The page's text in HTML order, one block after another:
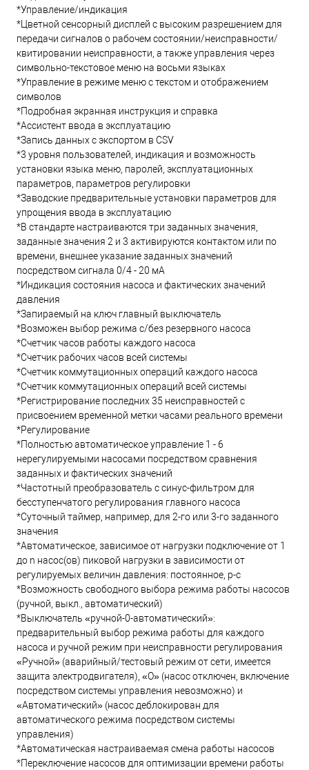
*Управление/индикация
*Цветной сенсорный дисплей с высоким разрешением для
передачи сигналов о рабочем состоянии/неисправности/
квитировании неисправности, а также управления через
символьно-текстовое меню на восьми языках
*Управление в режиме меню с текстом и отображением
символов
*Подробная экранная инструкция и справка
*Ассистент ввода в эксплуатацию
*Запись данных с экспортом в CSV
*3 уровня пользователей, индикация и возможность
установки языка меню, паролей, эксплуатационных
параметров, параметров регулировки
*Заводские предварительные установки параметров для
упрощения ввода в эксплуатацию
*В стандарте настраиваются три заданных значения,
заданные значения 2 и 3 активируются контактом или по
времени, внешнее указание заданных значений
посредством сигнала 0/4 - 20 мА
*Индикация состояния насоса и фактических значений
давления
*Запираемый на ключ главный выключатель
*Возможен выбор режима с/без резервного насоса
*Счетчик часов работы каждого насоса
*Счетчик рабочих часов всей системы
*Счетчик коммутационных операций каждого насоса
*Счетчик коммутационных операций всей системы
*Регистрирование последних 35 неисправностей с
присвоением временной метки часами реального времени
*Регулирование
*Полностью автоматическое управление 1 - 6
нерегулируемыми насосами посредством сравнения
заданных и фактических значений
*Частотный преобразователь с синус-фильтром для
бесступенчатого регулирования главного насоса
*Суточный таймер, например, для 2-го или 3-го заданного
значения
*Автоматическое, зависимое от нагрузки подключение от 1
до n насос(ов) пиковой нагрузки в зависимости от
регулируемых величин давления: постоянное, p-c
*Возможность свободного выбора режима работы насосов
(ручной, выкл., автоматический)
*Выключатель «ручной-0-автоматический»:
предварительный выбор режима работы для каждого
насоса и ручной режим при неисправности регулирования
«Ручной» (аварийный/тестовый режим от сети, имеется
защита электродвигателя), «O» (насос отключен, включение
посредством системы управления невозможно) и
«Автоматический» (насос деблокирован для
автоматического режима посредством системы
управления)
*Автоматическая настраиваемая смена работы насосов
*Переключение насосов для оптимизации времени работы